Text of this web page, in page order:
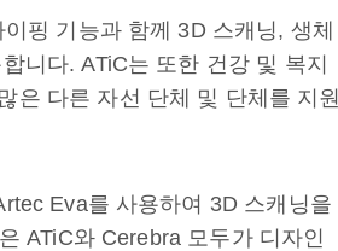
핑 기능과 함께 3D 스캐닝, 생체
니다. ATiC는 또한 건강 및 복지
은 다른 자선 단체 및 단체를 지원
Eva를 사용하여 3D 스캐닝을
ATiC와 Cerebra 모두가 디자인